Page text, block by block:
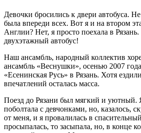
Девочки бросились к двери автобуса.
была впереди всех. Вот я и на втором
Англии? Нет, я просто поехала в
двухэтажный автобус!
Наш ансамбль, народный коллектив
ансамбль «Веснушки», осенью 2007
«Есенинская Русь» в Рязань. Хотя
впечатлений осталась масса.
Поезд до Рязани был мягкий и уютный.
поболтала с девчонками, но, казалось,
от меня, и я провалилась в
просыпалась, то засыпала, но, в конце